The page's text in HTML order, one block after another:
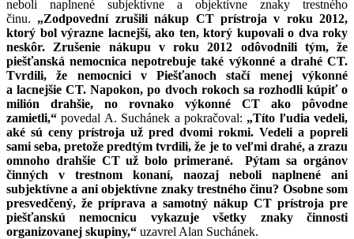
neboli naplnené subjektívne a objektívne znaky trestného
činu. „Zodpovední zrušili nákup CT prístroja v roku 2012,
ktorý bol výrazne lacnejší, ako ten, ktorý kupovali o dva roky
neskôr. Zrušenie nákupu v roku 2012 odôvodnili tým, že
piešťanská nemocnica nepotrebuje také výkonné a drahé CT.
Tvrdili, že nemocnici v Piešťanoch stačí menej výkonné
a lacnejšie CT. Napokon, po dvoch rokoch sa rozhodli kúpiť o
milión drahšie, no rovnako výkonné CT ako pôvodne
zamietli,“ povedal A. Suchánek a pokračoval: „Títo ľudia vedeli,
aké sú ceny prístroja už pred dvomi rokmi. Vedeli a popreli
sami seba, pretože predtým tvrdili, že je to veľmi drahé, a zrazu
omnoho drahšie CT už bolo primerané. Pýtam sa orgánov
činných v trestnom konaní, naozaj neboli naplnené ani
subjektívne a ani objektívne znaky trestného činu? Osobne som
presvedčený, že príprava a samotný nákup CT prístroja pre
piešťanskú nemocnicu vykazuje všetky znaky činnosti
organizovanej skupiny,“ uzavrel Alan Suchánek.